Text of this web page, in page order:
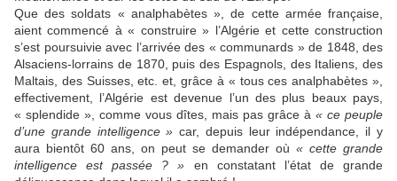
Que des soldats « analphabètes », de cette armée française,
aient commencé à « construire » l’Algérie et cette construction
s’est poursuivie avec l’arrivée des « communards » de 1848, des
Alsaciens-lorrains de 1870, puis des Espagnols, des Italiens, des
Maltais, des Suisses, etc. et, grâce à « tous ces analphabètes »,
effectivement, l’Algérie est devenue l’un des plus beaux pays,
« splendide », comme vous dîtes, mais pas grâce à « ce peuple
d’une grande intelligence » car, depuis leur indépendance, il y
aura bientôt 60 ans, on peut se demander où « cette grande
intelligence est passée ? » en constatant l’état de grande